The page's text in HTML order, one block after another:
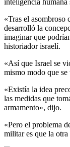
inteligencia humana
«Tras el asombroso
desarrolló la
imaginar que
historiador israelí.
«Así que Israel se
mismo modo que
«Existía la idea
las medidas que
armamento», dijo.
«Pero el problema
militar es que la otra